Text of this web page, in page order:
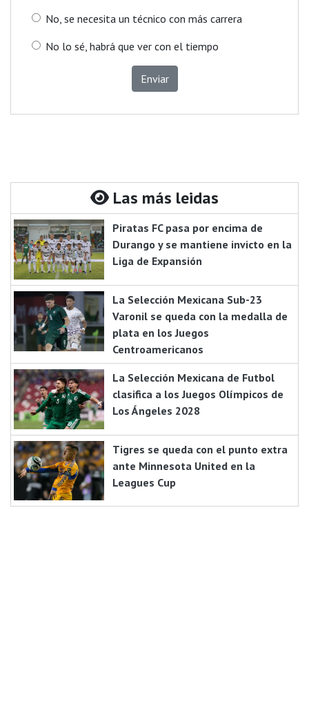
No, se necesita un técnico con más carrera
No lo sé, habrá que ver con el tiempo
Enviar
Las más leidas
Piratas FC pasa por encima de
Durango y se mantiene invicto en la
Liga de Expansión
La Selección Mexicana Sub-23
Varonil se queda con la medalla de
plata en los Juegos
Centroamericanos
La Selección Mexicana de Futbol
clasifica a los Juegos Olímpicos de
Los Ángeles 2028
Tigres se queda con el punto extra
ante Minnesota United en la
Leagues Cup